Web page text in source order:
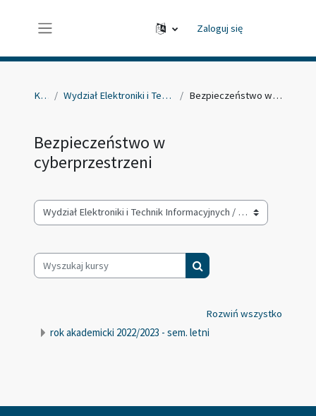
Zaloguj się
Kursy Wydział Elektroniki i Technik Informacyjnych Bezpieczeństwo w cyberprzestrzeni
Bezpieczeństwo w
cyberprzestrzeni
Kategorie kursów
Wyszukaj kursy
Wyszukaj kursy
Rozwiń wszystko
rok akademicki 2022/2023 - sem. letni